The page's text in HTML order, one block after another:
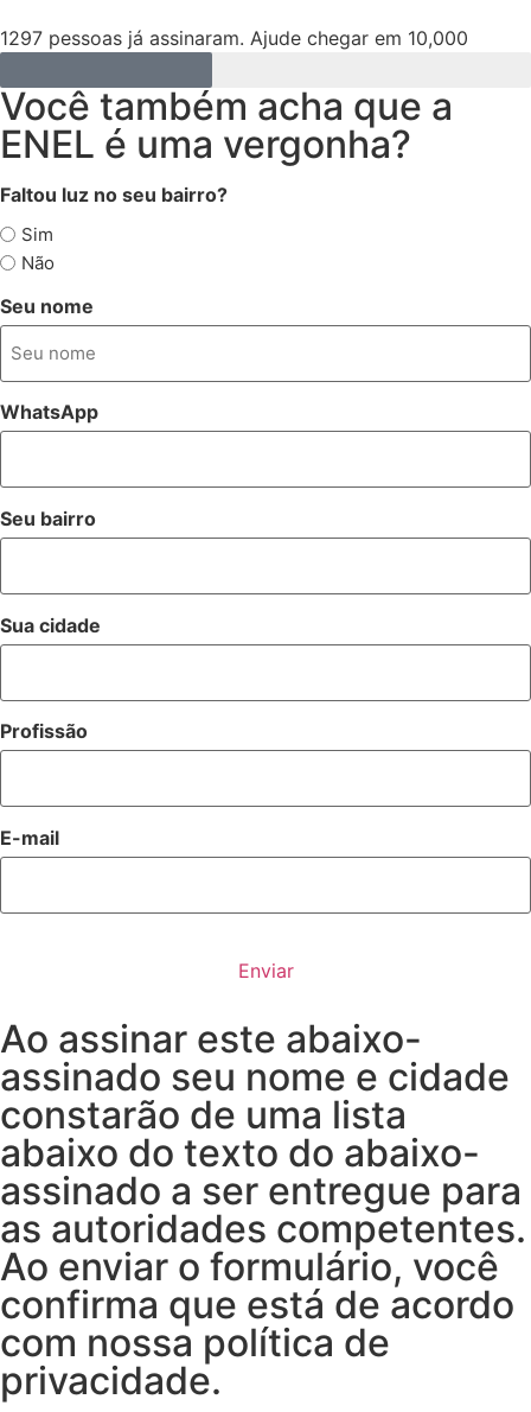
1297 pessoas já assinaram. Ajude chegar em 10,000
Você também acha que a
ENEL é uma vergonha?
Faltou luz no seu bairro?
Sim
Não
Seu nome
WhatsApp
Seu bairro
Sua cidade
Profissão
E-mail
Ao assinar este abaixo-
assinado seu nome e cidade
constarão de uma lista
abaixo do texto do abaixo-
assinado a ser entregue para
as autoridades competentes.
Ao enviar o formulário, você
confirma que está de acordo
com nossa política de
privacidade.